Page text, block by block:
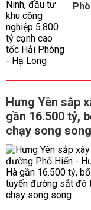
Hưng Yên sắp
gần 16.500 tỷ,
chạy song song